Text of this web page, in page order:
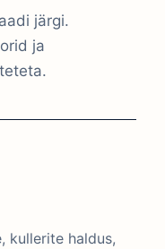
järgi.
ja
kullerite haldus,